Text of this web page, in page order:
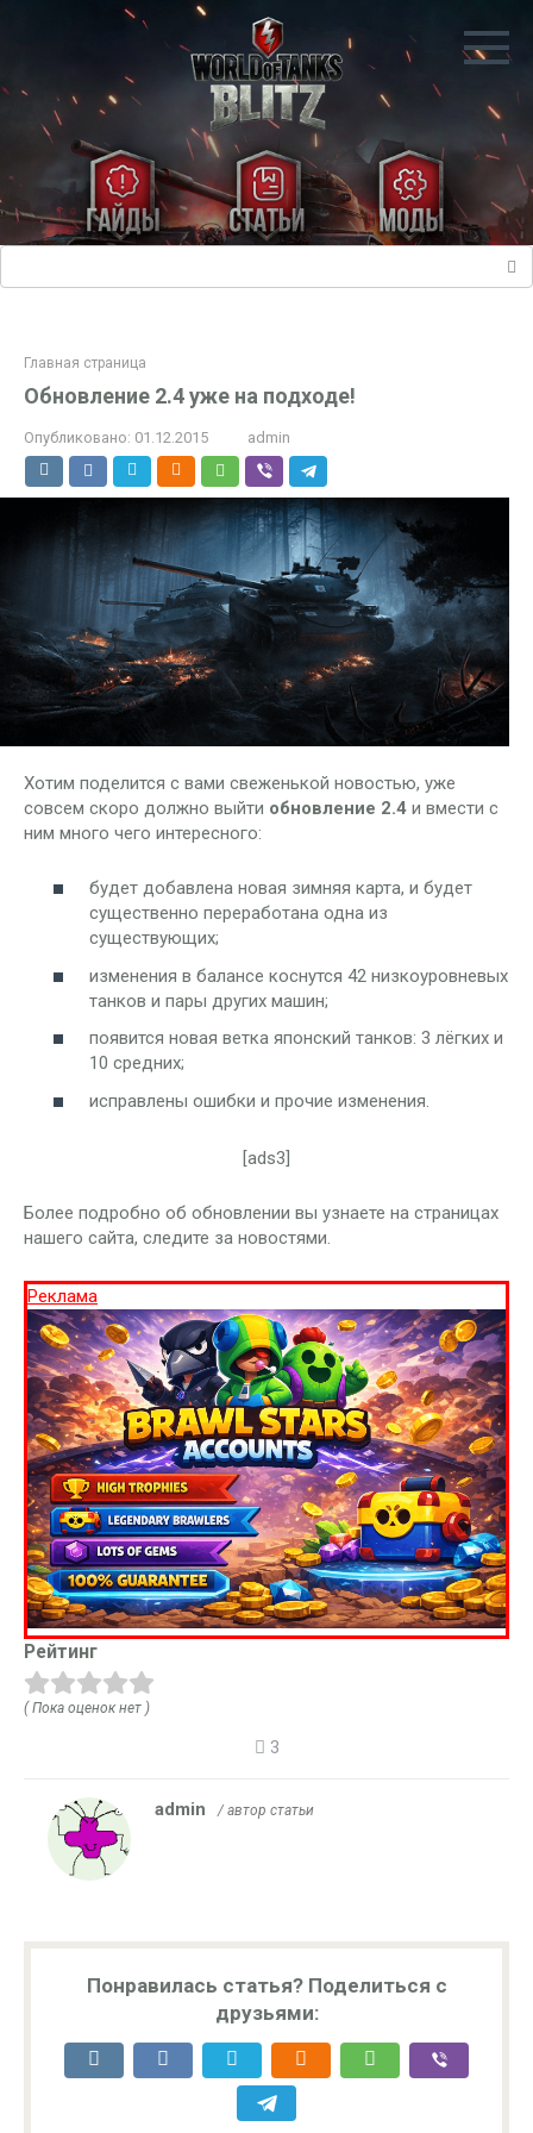
Главная страница
Обновление 2.4 уже на подходе!
Опубликовано: 01.12.2015 admin
Хотим поделится с вами свеженькой новостью, уже
совсем скоро должно выйти обновление 2.4 и вмести с
ним много чего интересного:
будет добавлена новая зимняя карта, и будет
существенно переработана одна из
существующих;
изменения в балансе коснутся 42 низкоуровневых
танков и пары других машин;
появится новая ветка японский танков: 3 лёгких и
10 средних;
исправлены ошибки и прочие изменения.
[ads3]
Более подробно об обновлении вы узнаете на страницах
нашего сайта, следите за новостями.
Реклама
Рейтинг
( Пока оценок нет )
3
admin / автор статьи
Понравилась статья? Поделиться с
друзьями: